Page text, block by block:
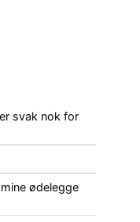
svak nok for
ødelegge